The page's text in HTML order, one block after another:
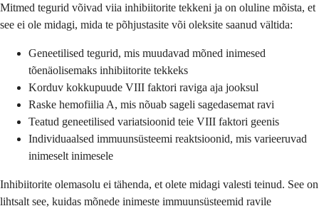
Mitmed tegurid võivad viia inhibiitorite tekkeni ja on oluline mõista, et
see ei ole midagi, mida te põhjustasite või oleksite saanud vältida:
Geneetilised tegurid, mis muudavad mõned inimesed
tõenäolisemaks inhibiitorite tekkeks
Korduv kokkupuude VIII faktori raviga aja jooksul
Raske hemofiilia A, mis nõuab sageli sagedasemat ravi
Teatud geneetilised variatsioonid teie VIII faktori geenis
Individuaalsed immuunsüsteemi reaktsioonid, mis varieeruvad
inimeselt inimesele
Inhibiitorite olemasolu ei tähenda, et olete midagi valesti teinud. See on
lihtsalt see, kuidas mõnede inimeste immuunsüsteemid ravile